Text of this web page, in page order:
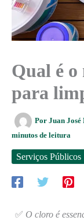
Qual é
para
Por Juan José
minutos de leitura
Serviços Públicos
✅ O cloro é